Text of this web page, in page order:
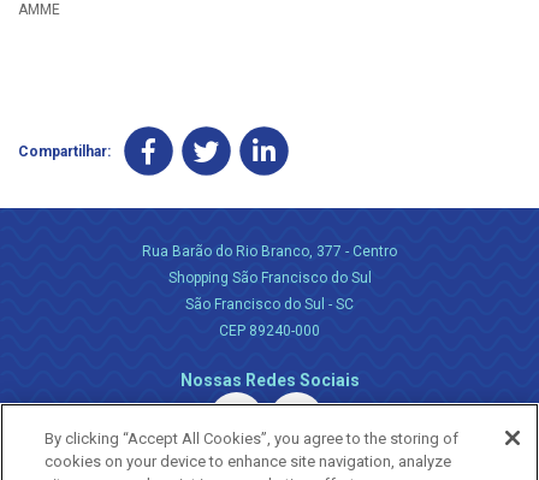
AMME
Compartilhar:
Rua Barão do Rio Branco, 377 - Centro
Shopping São Francisco do Sul
São Francisco do Sul - SC
CEP 89240-000
Nossas Redes Sociais
By clicking “Accept All Cookies”, you agree to the storing of
cookies on your device to enhance site navigation, analyze